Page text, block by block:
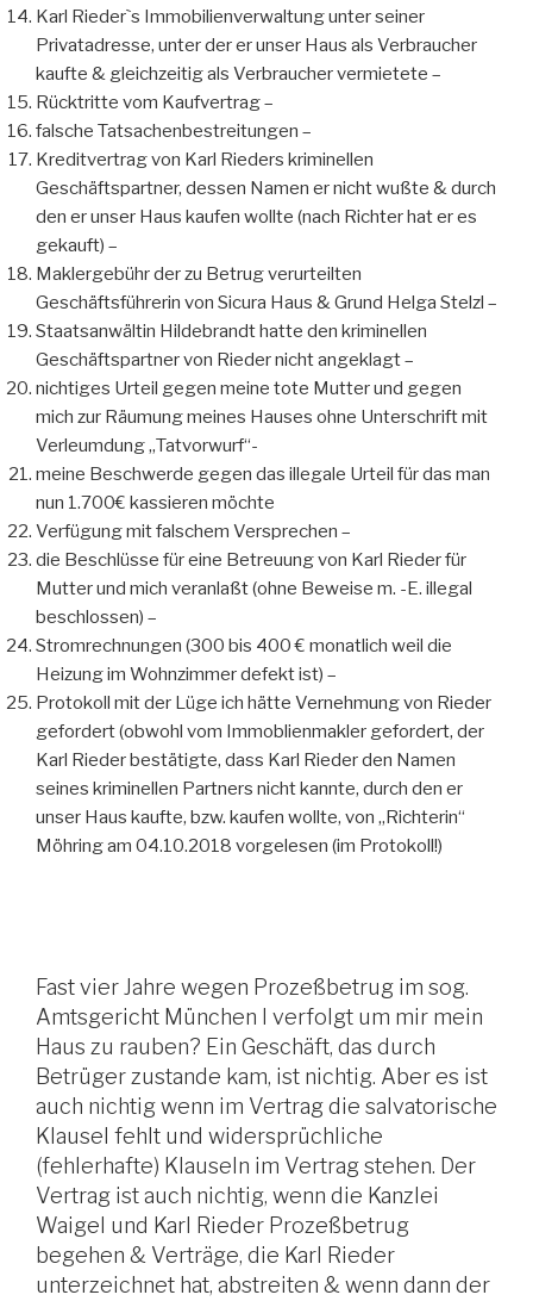
Karl Rieder`s Immobilienverwaltung unter seiner
Privatadresse, unter der er unser Haus als Verbraucher
kaufte & gleichzeitig als Verbraucher vermietete –
Rücktritte vom Kaufvertrag –
falsche Tatsachenbestreitungen –
Kreditvertrag von Karl Rieders kriminellen
Geschäftspartner, dessen Namen er nicht wußte & durch
den er unser Haus kaufen wollte (nach Richter hat er es
gekauft) –
Maklergebühr der zu Betrug verurteilten
Geschäftsführerin von Sicura Haus & Grund Helga Stelzl –
Staatsanwältin Hildebrandt hatte den kriminellen
Geschäftspartner von Rieder nicht angeklagt –
nichtiges Urteil gegen meine tote Mutter und gegen
mich zur Räumung meines Hauses ohne Unterschrift mit
Verleumdung „Tatvorwurf“-
meine Beschwerde gegen das illegale Urteil für das man
nun 1.700€ kassieren möchte
Verfügung mit falschem Versprechen –
die Beschlüsse für eine Betreuung von Karl Rieder für
Mutter und mich veranlaßt (ohne Beweise m. -E. illegal
beschlossen) –
Stromrechnungen (300 bis 400 € monatlich weil die
Heizung im Wohnzimmer defekt ist) –
Protokoll mit der Lüge ich hätte Vernehmung von Rieder
gefordert (obwohl vom Immoblienmakler gefordert, der
Karl Rieder bestätigte, dass Karl Rieder den Namen
seines kriminellen Partners nicht kannte, durch den er
unser Haus kaufte, bzw. kaufen wollte, von „Richterin“
Möhring am 04.10.2018 vorgelesen (im Protokoll!)
Fast vier Jahre wegen Prozeßbetrug im sog.
Amtsgericht München I verfolgt um mir mein
Haus zu rauben? Ein Geschäft, das durch
Betrüger zustande kam, ist nichtig. Aber es ist
auch nichtig wenn im Vertrag die salvatorische
Klausel fehlt und widersprüchliche
(fehlerhafte) Klauseln im Vertrag stehen. Der
Vertrag ist auch nichtig, wenn die Kanzlei
Waigel und Karl Rieder Prozeßbetrug
begehen & Verträge, die Karl Rieder
unterzeichnet hat, abstreiten & wenn dann der